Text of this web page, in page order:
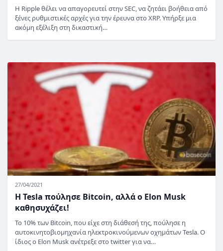
Η Ripple θέλει να απαγορευτεί στην SEC, να ζητάει βοήθεια από
ξένες ρυθμιστικές αρχές για την έρευνα στο XRP. Υπήρξε μια
ακόμη εξέλιξη στη δικαστική…
27/04/2021
Η Tesla πούλησε Bitcoin, αλλά ο Elon Musk
καθησυχάζει!
To 10% των Bitcoin, που είχε στη διάθεσή της, πούλησε η
αυτοκινητοβιομηχανία ηλεκτροκινούμενων οχημάτων Tesla. Ο
ίδιος ο Elon Musk ανέτρεξε στο twitter για να…